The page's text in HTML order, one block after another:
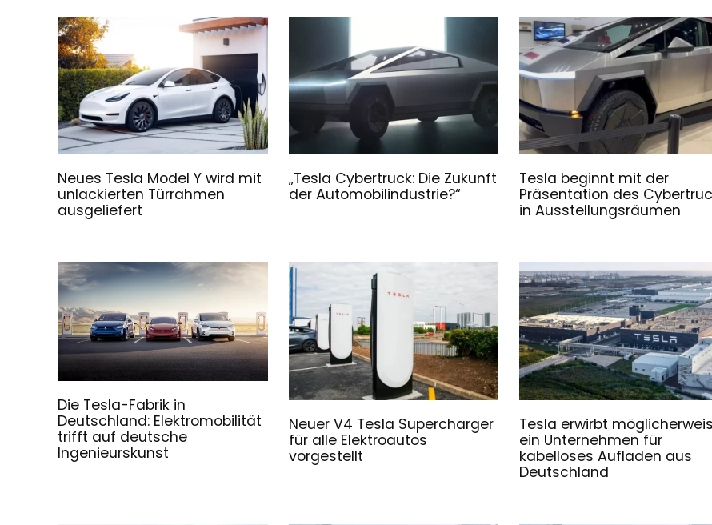
Neues Tesla Model Y wird mit
unlackierten Türrahmen
ausgeliefert
„Tesla Cybertruck: Die Zukunft
der Automobilindustrie?“
Tesla beginnt mit der
Präsentation des
in Ausstellungsräumen
Die Tesla-Fabrik in
Deutschland: Elektromobilität
trifft auf deutsche
Ingenieurskunst
Neuer V4 Tesla Supercharger
für alle Elektroautos
vorgestellt
Tesla erwirbt
ein Unternehmen für
kabelloses Aufladen aus
Deutschland